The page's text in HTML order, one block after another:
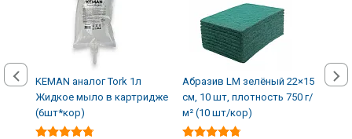
KEMAN аналог Tork 1л
Жидкое мыло в картридже
(6шт*кор)
Абразив LM зелёный 22×15
см, 10 шт, плотность 750 г/
м² (10 шт/кор)